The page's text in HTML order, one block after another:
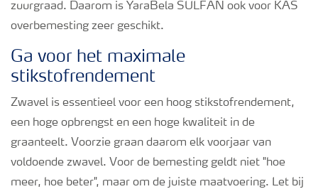
zuurgraad. Daarom is YaraBela SULFAN ook voor KAS
overbemesting zeer geschikt.
Ga voor het maximale
stikstofrendement
Zwavel is essentieel voor een hoog stikstofrendement,
een hoge opbrengst en een hoge kwaliteit in de
graanteelt. Voorzie graan daarom elk voorjaar van
voldoende zwavel. Voor de bemesting geldt niet "hoe
meer, hoe beter", maar om de juiste maatvoering. Let bij